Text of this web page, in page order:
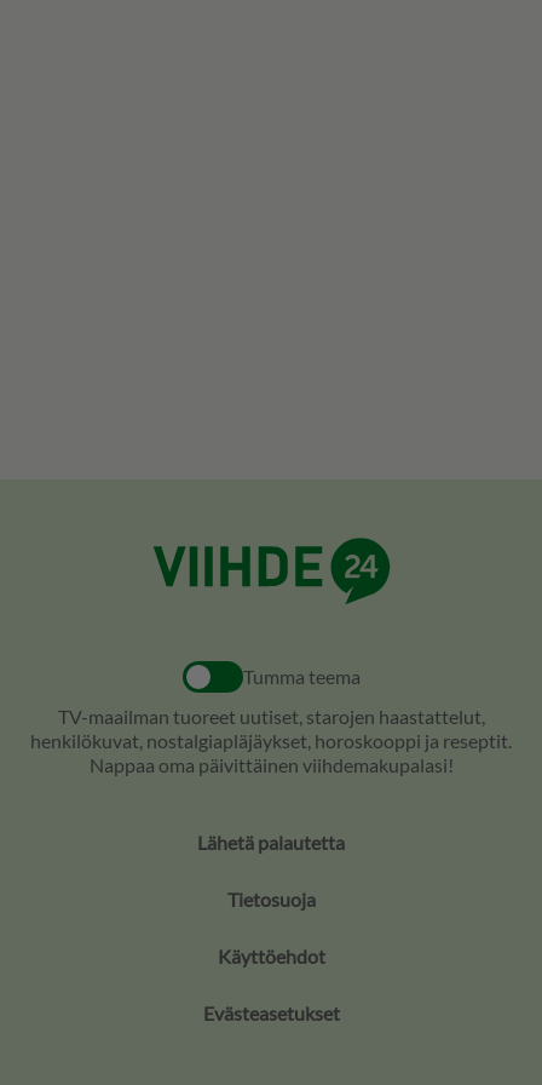
Tumma teema
TV-maailman tuoreet uutiset, starojen haastattelut,
henkilökuvat, nostalgiapläjäykset, horoskooppi ja reseptit.
Nappaa oma päivittäinen viihdemakupalasi!
Lähetä palautetta
Tietosuoja
Käyttöehdot
Evästeasetukset